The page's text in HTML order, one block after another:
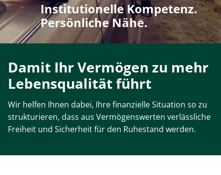
Institutionelle Kompetenz.
Persönliche Nähe.
Damit Ihr Vermögen zu mehr
Lebensqualität führt
Wir helfen Ihnen dabei, Ihre finanzielle Situation so zu
strukturieren, dass aus Vermögenswerten verlässliche
Freiheit und Sicherheit für den Ruhestand werden.